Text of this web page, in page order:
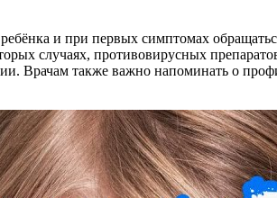
и при первых симптомах
случаях, противовирусных
Врачам также важно напоминать о